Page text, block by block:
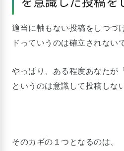
適当に軸もない投稿をしつづ
ドっていうのは確立されない
やっぱり、ある程度あなたが
というのは意識して投稿しな
そのカギの１つとなるのは、